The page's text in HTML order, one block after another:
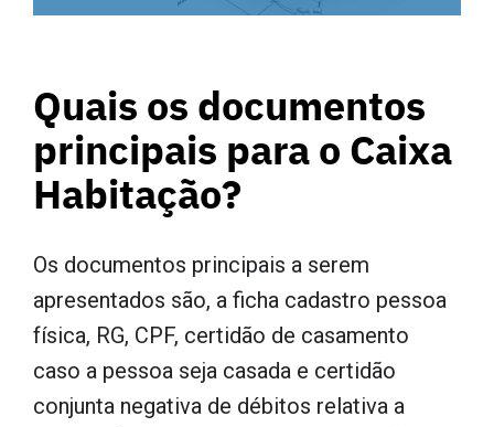
Quais os documentos
principais para o Caixa
Habitação?
Os documentos principais a serem
apresentados são, a ficha cadastro pessoa
física, RG, CPF, certidão de casamento
caso a pessoa seja casada e certidão
conjunta negativa de débitos relativa a